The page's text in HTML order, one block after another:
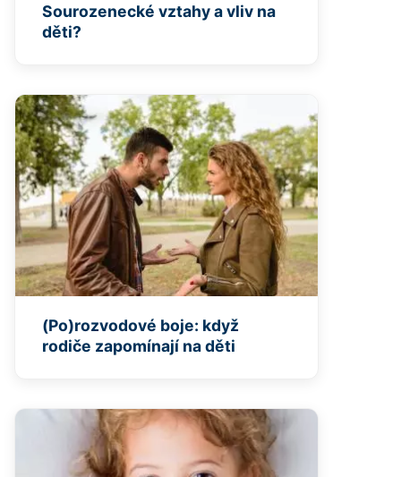
Sourozenecké vztahy a vliv na
děti?
(Po)rozvodové boje: když
rodiče zapomínají na děti